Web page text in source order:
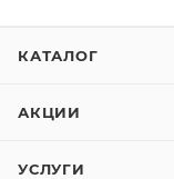
КАТАЛОГ
АКЦИИ
УСЛУГИ